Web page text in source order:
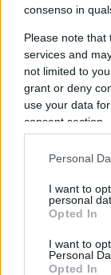
consenso in
Please note that
services and
not limited to
grant or deny
use your data
consent section.
Personal
I want to
personal
Opted In
I want to
Personal
Opted In
La
evidente.In
la volontà di
così che
assumere un
questo modo
governabilità
costituenti
ingovernabile
costituzione